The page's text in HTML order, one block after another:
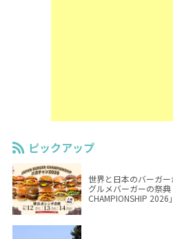
ピックアップ
世界と日本のバーガ
グルメバーガーの祭典
CHAMPIONSHIP 2026」